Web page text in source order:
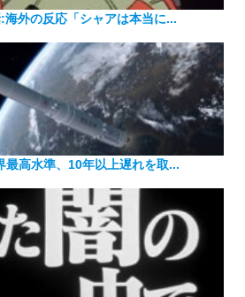
外の反応「シャアは本当に...
最高水準、10年以上遅れを取...